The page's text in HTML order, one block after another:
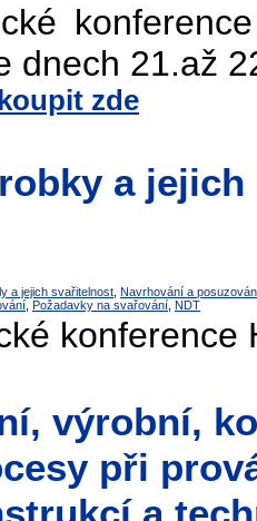
dnech 21.až
koupit zde
a
a jejich svařitelnost Navrhování a
Požadavky na svařování NDT
konference
výrobní,
při